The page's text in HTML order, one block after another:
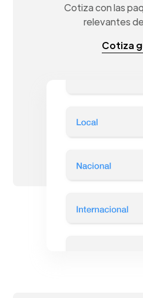
Cotiza con las
relevantes
Cotiza